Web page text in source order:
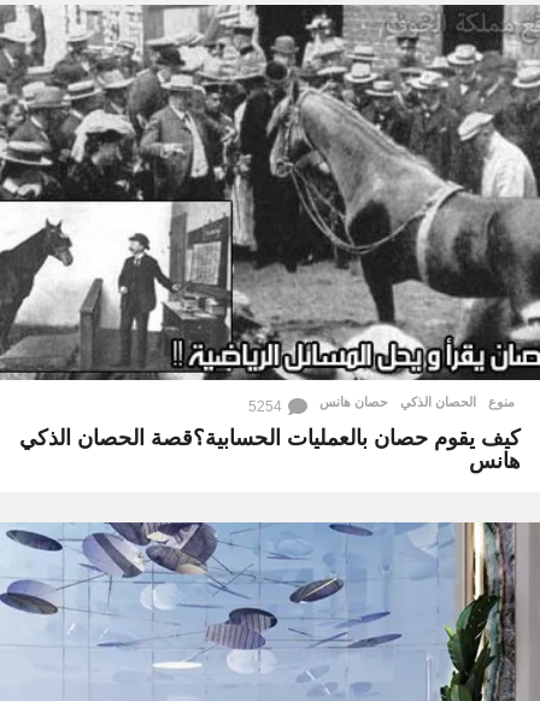
منوع الحصان الذكي ,
حصان هانس 5254
كيف يقوم حصان بالعمليات الحسابية؟قصة الحصان الذكي
هانس